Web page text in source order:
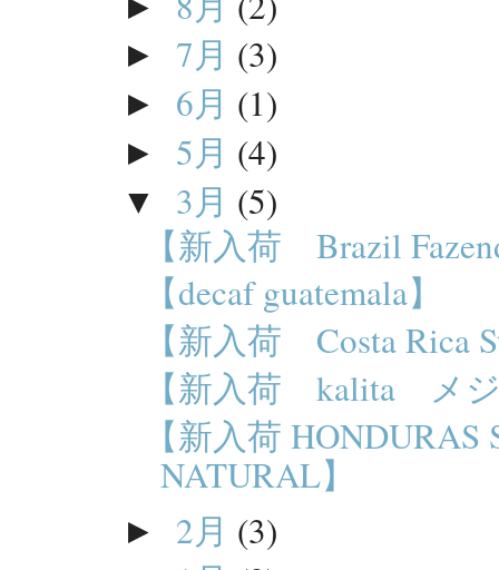
► 7月 (3)
► 6月 (1)
► 5月 (4)
▼ 3月 (5)
【新入荷 Brazil
【decaf guatemala】
【新入荷 Costa Rica
【新入荷 kalita メ
【新入荷
NATURAL】
► 2月 (3)